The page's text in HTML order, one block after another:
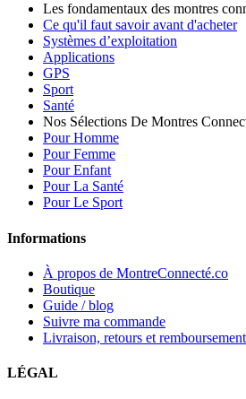
Les fondamentaux des montres
Ce qu'il faut savoir avant d'acheter
Systèmes d’exploitation
Applications
GPS
Sport
Santé
Nos Sélections De Montres
Pour Homme
Pour Femme
Pour Enfant
Pour La Santé
Pour Le Sport
Informations
À propos de MontreConnecté.co
Boutique
Guide / blog
Suivre ma commande
Livraison, retours et
LÉGAL